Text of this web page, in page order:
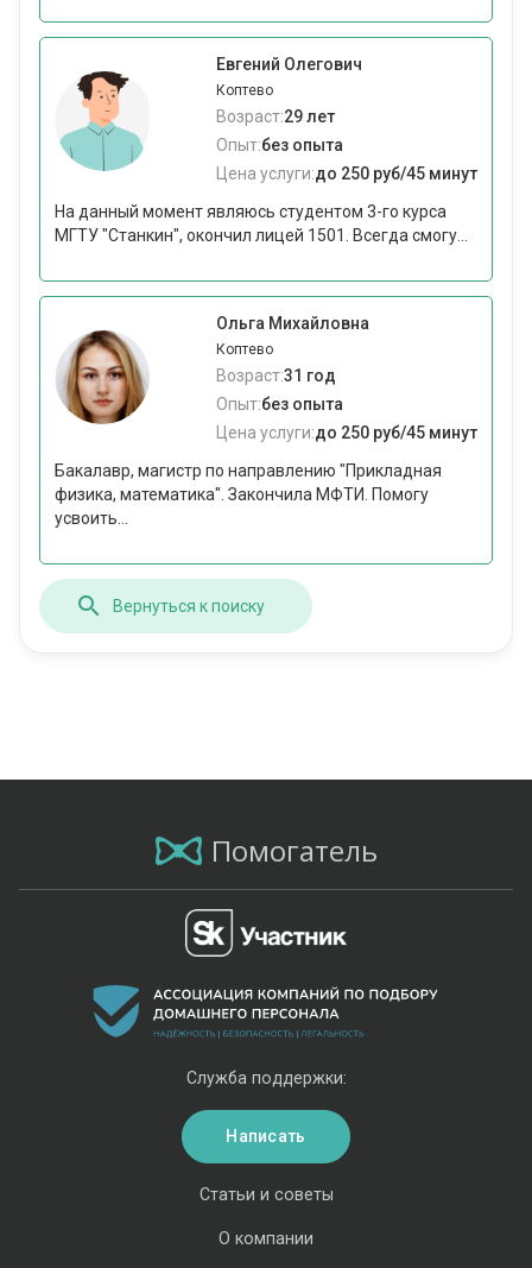
Евгений Олегович
Коптево
Возраст:29 лет
Опыт:без опыта
Цена услуги:до 250 руб/45 минут
На данный момент являюсь студентом 3-го курса
МГТУ "Станкин", окончил лицей 1501. Всегда смогу...
Ольга Михайловна
Коптево
Возраст:31 год
Опыт:без опыта
Цена услуги:до 250 руб/45 минут
Бакалавр, магистр по направлению "Прикладная
физика, математика". Закончила МФТИ. Помогу
усвоить...
Вернуться к поиску
Помогатель
Статьи и советы
О компании
Служба поддержки:
Написать